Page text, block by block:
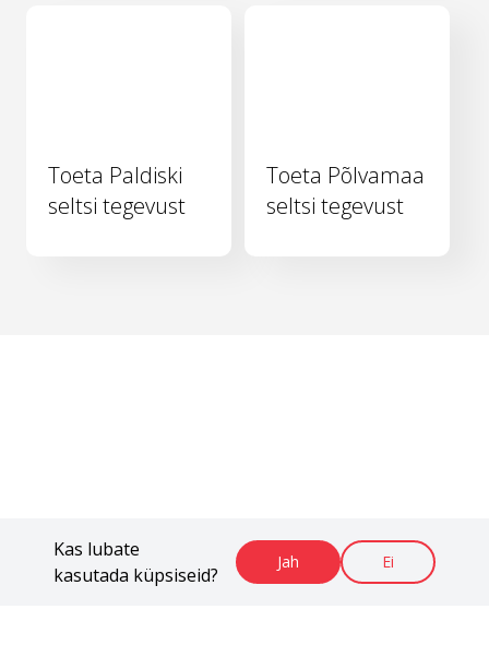
Kas lubate
kasutada küpsiseid?
Jah Ei
Toeta Paldiski
seltsi tegevust
Toeta Põlvamaa
seltsi tegevust